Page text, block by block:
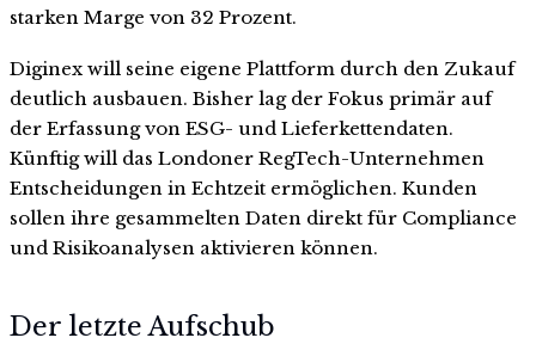
starken Marge von 32 Prozent.
Diginex will seine eigene Plattform durch den Zukauf
deutlich ausbauen. Bisher lag der Fokus primär auf
der Erfassung von ESG- und Lieferkettendaten.
Künftig will das Londoner RegTech-Unternehmen
Entscheidungen in Echtzeit ermöglichen. Kunden
sollen ihre gesammelten Daten direkt für Compliance
und Risikoanalysen aktivieren können.
Der letzte Aufschub